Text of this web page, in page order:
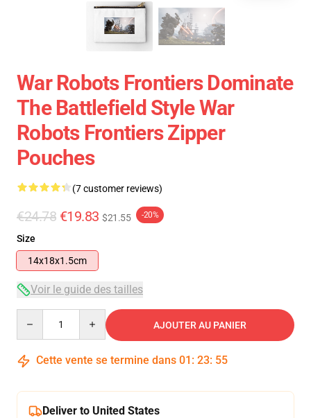
War Robots Frontiers Dominate
The Battlefield Style War
Robots Frontiers Zipper
Pouches
(7 customer reviews)
€24.78 €19.83 $21.55 -20%
Size
14x18x1.5cm
Voir le guide des tailles
AJOUTER AU PANIER
Cette vente se termine dans 01 : 23: 54
Deliver to United States